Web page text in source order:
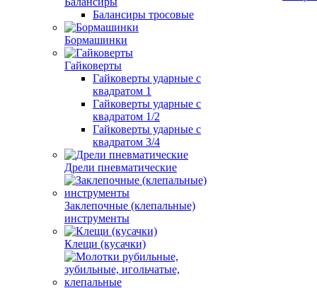
Балансиры тросовые
Бормашинки
Гайковерты
Гайковерты ударные с
квадратом 1
Гайковерты ударные с
квадратом 1/2
Гайковерты ударные с
квадратом 3/4
Дрели пневматические
Заклепочные (клепальные)
инструменты
Клещи (кусачки)